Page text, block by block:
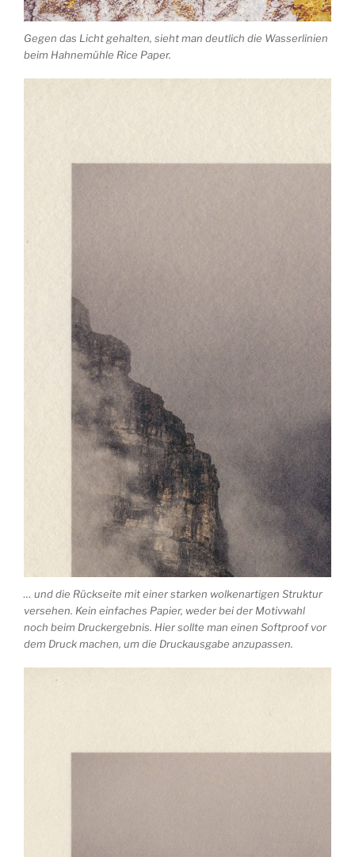
Gegen das Licht gehalten, sieht man deutlich die Wasserlinien
beim Hahnemühle Rice Paper.
… und die Rückseite mit einer starken wolkenartigen Struktur
versehen. Kein einfaches Papier, weder bei der Motivwahl
noch beim Druckergebnis. Hier sollte man einen Softproof vor
dem Druck machen, um die Druckausgabe anzupassen.